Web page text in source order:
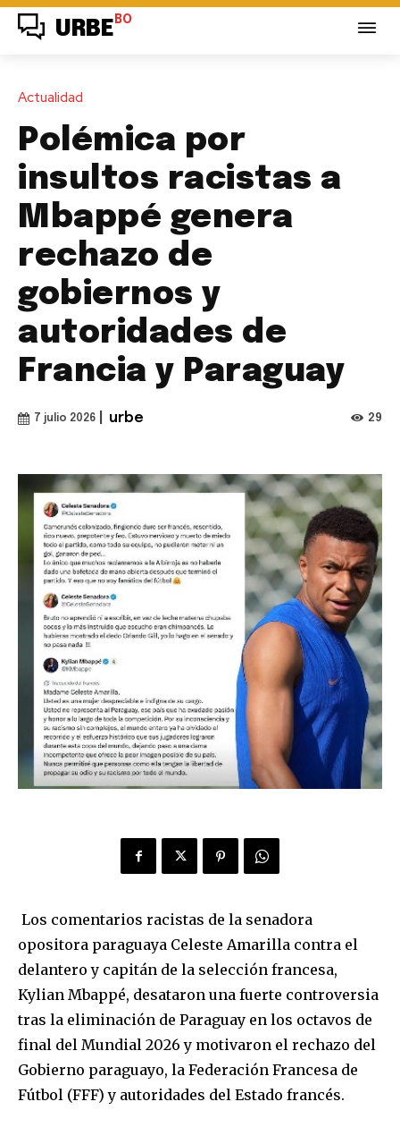
URBE BO
Actualidad
Polémica por
insultos racistas a
Mbappé genera
rechazo de
gobiernos y
autoridades de
Francia y Paraguay
7 julio 2026 urbe 29
Los comentarios racistas de la senadora
opositora paraguaya Celeste Amarilla contra el
delantero y capitán de la selección francesa,
Kylian Mbappé, desataron una fuerte controversia
tras la eliminación de Paraguay en los octavos de
final del Mundial 2026 y motivaron el rechazo del
Gobierno paraguayo, la Federación Francesa de
Fútbol (FFF) y autoridades del Estado francés.